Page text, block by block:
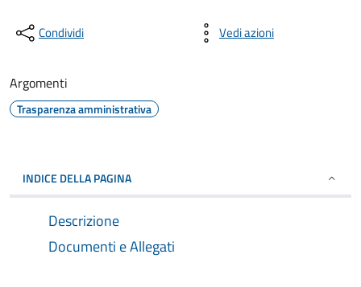
Condividi Vedi azioni
Argomenti
Trasparenza amministrativa
INDICE DELLA PAGINA
Descrizione
Documenti e Allegati